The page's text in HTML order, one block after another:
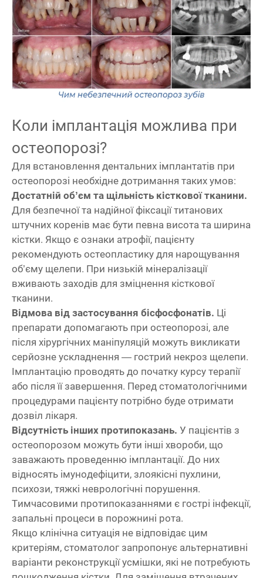
Коли імплантація можлива при
остеопорозі?
Для встановлення дентальних імплантатів при
остеопорозі необхідне дотримання таких умов:
Достатній об’єм та щільність кісткової тканини.
Для безпечної та надійної фіксації титанових
штучних коренів має бути певна висота та ширина
кістки. Якщо є ознаки атрофії, пацієнту
рекомендують остеопластику для нарощування
об’єму щелепи. При низькій мінералізації
вживають заходів для зміцнення кісткової
тканини.
Відмова від застосування бісфосфонатів. Ці
препарати допомагають при остеопорозі, але
після хірургічних маніпуляцій можуть викликати
серйозне ускладнення — гострий некроз щелепи.
Імплантацію проводять до початку курсу терапії
або після її завершення. Перед стоматологічними
процедурами пацієнту потрібно буде отримати
дозвіл лікаря.
Відсутність інших протипоказань. У пацієнтів з
остеопорозом можуть бути інші хвороби, що
заважають проведенню імплантації. До них
відносять імунодефіцити, злоякісні пухлини,
психози, тяжкі неврологічні порушення.
Тимчасовими протипоказаннями є гострі інфекції,
запальні процеси в порожнині рота.
Якщо клінічна ситуація не відповідає цим
критеріям, стоматолог запропонує альтернативні
варіанти реконструкції усмішки, які не потребують